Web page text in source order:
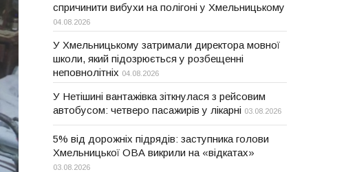
спричинити вибухи на полігоні у Хмельницькому
04.08.2026
У Хмельницькому затримали директора мовної
школи, який підозрюється у розбещенні
неповнолітніх 04.08.2026
У Нетішині вантажівка зіткнулася з рейсовим
автобусом: четверо пасажирів у лікарні 03.08.2026
5% від дорожніх підрядів: заступника голови
Хмельницької ОВА викрили на «відкатах»
03.08.2026